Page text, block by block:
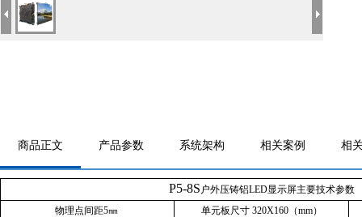
商品正文 产品参数 系统架构 相关案例 相
P5-8S 户外压铸铝LED显示屏主要技术参数
物理点间距5㎜ 单元板尺寸 320X160（mm）